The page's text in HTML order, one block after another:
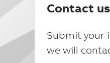
Contact us
Submit your
we will